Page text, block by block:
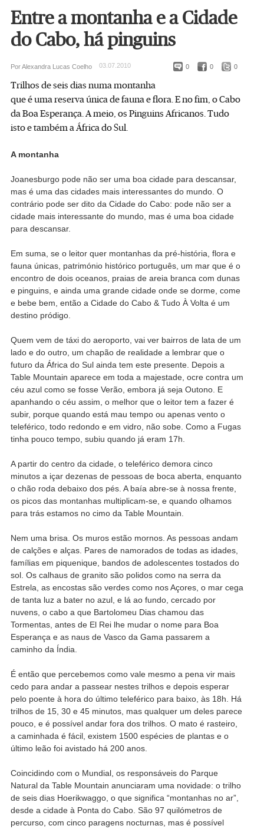
Entre a montanha e a Cidade
do Cabo, há pinguins
0 0 0
Por Alexandra Lucas Coelho 03.07.2010
Trilhos de seis dias numa montanha
que é uma reserva única de fauna e flora. E no fim, o Cabo
da Boa Esperança. A meio, os Pinguins Africanos. Tudo
isto e também a África do Sul.
A montanha
Joanesburgo pode não ser uma boa cidade para descansar,
mas é uma das cidades mais interessantes do mundo. O
contrário pode ser dito da Cidade do Cabo: pode não ser a
cidade mais interessante do mundo, mas é uma boa cidade
para descansar.
Em suma, se o leitor quer montanhas da pré-história, flora e
fauna únicas, património histórico português, um mar que é o
encontro de dois oceanos, praias de areia branca com dunas
e pinguins, e ainda uma grande cidade onde se dorme, come
e bebe bem, então a Cidade do Cabo & Tudo À Volta é um
destino pródigo.
Quem vem de táxi do aeroporto, vai ver bairros de lata de um
lado e do outro, um chapão de realidade a lembrar que o
futuro da África do Sul ainda tem este presente. Depois a
Table Mountain aparece em toda a majestade, ocre contra um
céu azul como se fosse Verão, embora já seja Outono. E
apanhando o céu assim, o melhor que o leitor tem a fazer é
subir, porque quando está mau tempo ou apenas vento o
teleférico, todo redondo e em vidro, não sobe. Como a Fugas
tinha pouco tempo, subiu quando já eram 17h.
A partir do centro da cidade, o teleférico demora cinco
minutos a içar dezenas de pessoas de boca aberta, enquanto
o chão roda debaixo dos pés. A baía abre-se à nossa frente,
os picos das montanhas multiplicam-se, e quando olhamos
para trás estamos no cimo da Table Mountain.
Nem uma brisa. Os muros estão mornos. As pessoas andam
de calções e alças. Pares de namorados de todas as idades,
famílias em piquenique, bandos de adolescentes tostados do
sol. Os calhaus de granito são polidos como na serra da
Estrela, as encostas são verdes como nos Açores, o mar cega
de tanta luz a bater no azul, e lá ao fundo, cercado por
nuvens, o cabo a que Bartolomeu Dias chamou das
Tormentas, antes de El Rei lhe mudar o nome para Boa
Esperança e as naus de Vasco da Gama passarem a
caminho da Índia.
É então que percebemos como vale mesmo a pena vir mais
cedo para andar a passear nestes trilhos e depois esperar
pelo poente à hora do último teleférico para baixo, às 18h. Há
trilhos de 15, 30 e 45 minutos, mas qualquer um deles parece
pouco, e é possível andar fora dos trilhos. O mato é rasteiro,
a caminhada é fácil, existem 1500 espécies de plantas e o
último leão foi avistado há 200 anos.
Coincidindo com o Mundial, os responsáveis do Parque
Natural da Table Mountain anunciaram uma novidade: o trilho
de seis dias Hoerikwaggo, o que significa “montanhas no ar”,
desde a cidade à Ponta do Cabo. São 97 quilómetros de
percurso, com cinco paragens nocturnas, mas é possível